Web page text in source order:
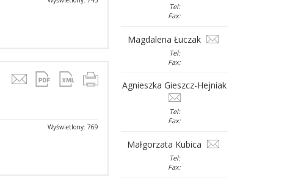
Wyświetlony: 769
Tel:
Fax:
Magdalena Łuczak
Tel:
Fax:
Agnieszka Gieszcz-Hejniak
Tel:
Fax:
Małgorzata Kubica
Tel:
Fax: